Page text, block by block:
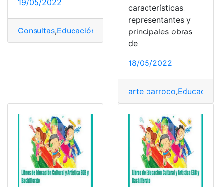
19/05/2022
Consultas,Educación Educación Cultural y Artística
características,
representantes y
principales obras
de
18/05/2022
arte barroco,Educación